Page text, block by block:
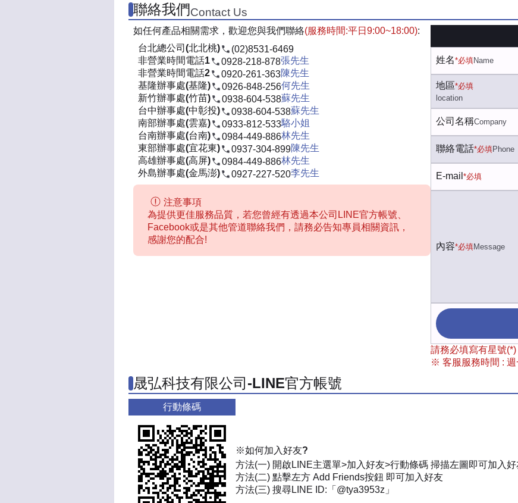
聯絡我們Contact Us
如任何產品相關需求，歡迎您與我們聯絡(服務時間:平日9:00~18:00):
台北總公司(北北桃)
(02)8531-6469
非營業時間電話1
0928-218-878張先生
非營業時間電話2
0920-261-363陳先生
基隆辦事處(基隆)
0926-848-256何先生
新竹辦事處(竹苗)
0938-604-538蘇先生
台中辦事處(中彰投)
0938-604-538蘇先生
南部辦事處(雲嘉)
0933-812-533駱小姐
台南辦事處(台南)
0984-449-886林先生
東部辦事處(宜花東)
0937-304-899陳先生
高雄辦事處(高屏)
0984-449-886林先生
外島辦事處(金馬澎)
0927-227-520李先生
注意事項
為提供更佳服務品質，若您曾經有透過本公司LINE官方帳號、
Facebook或是其他管道聯絡我們，請務必告知專員相關資訊，
感謝您的配合!
姓名*必填Name
地區*必填
location
公司名稱Company
聯絡電話*必填Phone
E-mail *必填
內容*必填Message
請務必填寫有星號
※ 客服服務時間 :
晟弘科技有限公司-LINE官方帳號
行動條碼
※如何加入好友?
方法(一) 開啟LINE主選單>加入好友>行動條碼 掃描左圖即可加入好
方法(二) 點擊左方 Add Friends按鈕 即可加入好友
方法(三) 搜尋LINE ID:「@tya3953z」